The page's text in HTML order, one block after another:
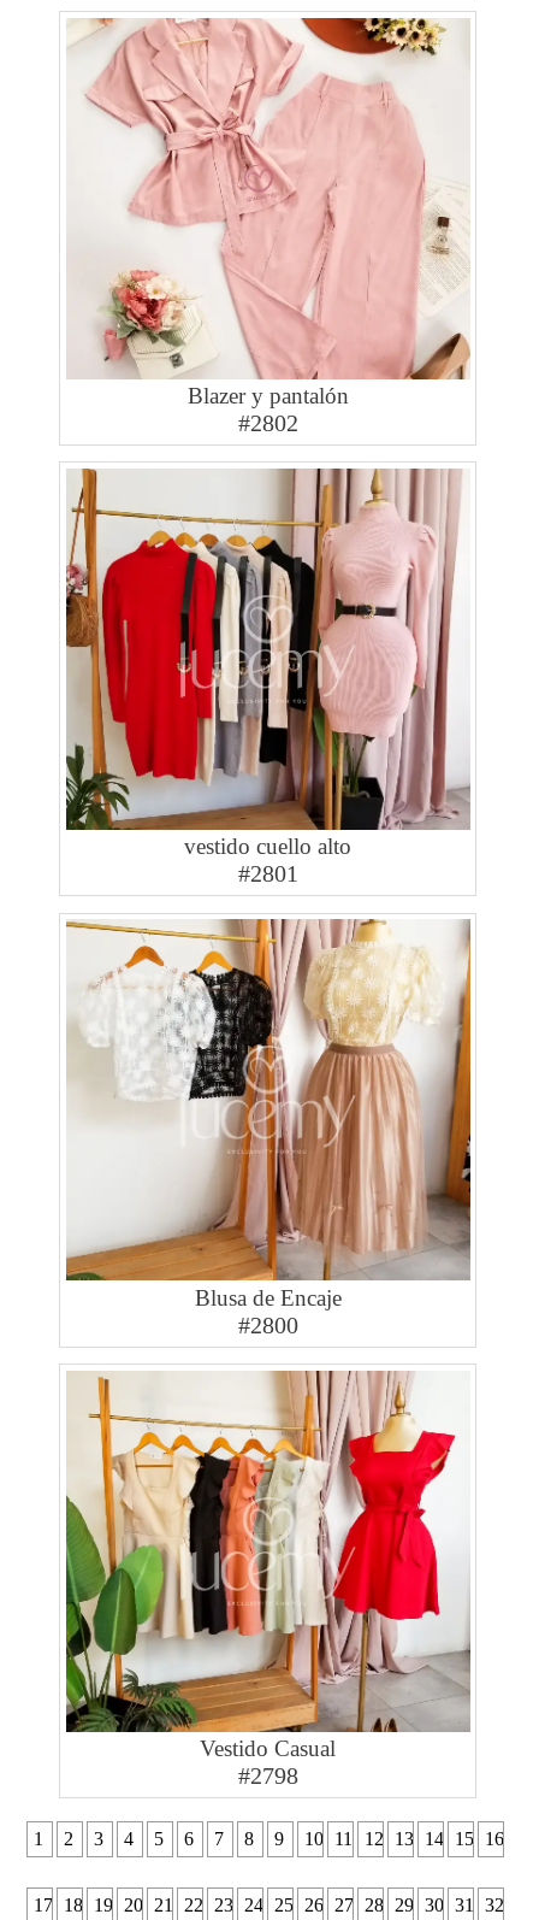
Blazer y pantalón
#2802
vestido cuello alto
#2801
Blusa de Encaje
#2800
Vestido Casual
#2798
1 2 3 4 5 6 7 8 9 10 11 12 13 14 15 16
17 18 19 20 21 22 23 24 25 26 27 28 29 30 31 32